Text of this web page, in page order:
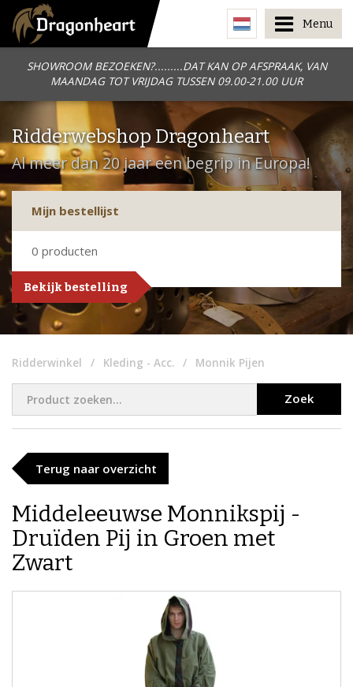
SHOWROOM BEZOEKEN?.........DAT KAN OP AFSPRAAK, VAN
MAANDAG TOT VRIJDAG TUSSEN 09.00-21.00 UUR
Menu
Ridderwebshop Dragonheart
Al meer dan 20 jaar een begrip in Europa!
Mijn bestellijst
0 producten
Bekijk bestelling
Ridderwinkel Kleding - Acc. Monnik Pijen
Zoek
Terug naar overzicht
Middeleeuwse Monnikspij -
Druïden Pij in Groen met
Zwart